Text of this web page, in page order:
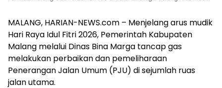
MALANG, HARIAN-NEWS.com – Menjelang arus mudik
Hari Raya Idul Fitri 2026, Pemerintah Kabupaten
Malang melalui Dinas Bina Marga tancap gas
melakukan perbaikan dan pemeliharaan
Penerangan Jalan Umum (PJU) di sejumlah ruas
jalan utama.